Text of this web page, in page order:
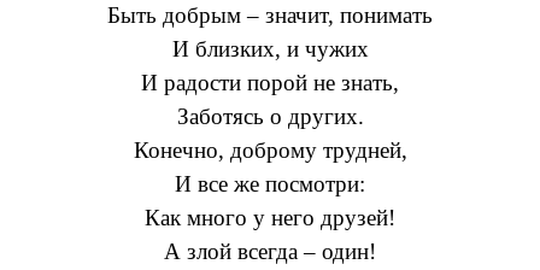
Быть добрым – значит, понимать
И близких, и чужих
И радости порой не знать,
Заботясь о других.
Конечно, доброму трудней,
И все же посмотри:
Как много у него друзей!
А злой всегда – один!